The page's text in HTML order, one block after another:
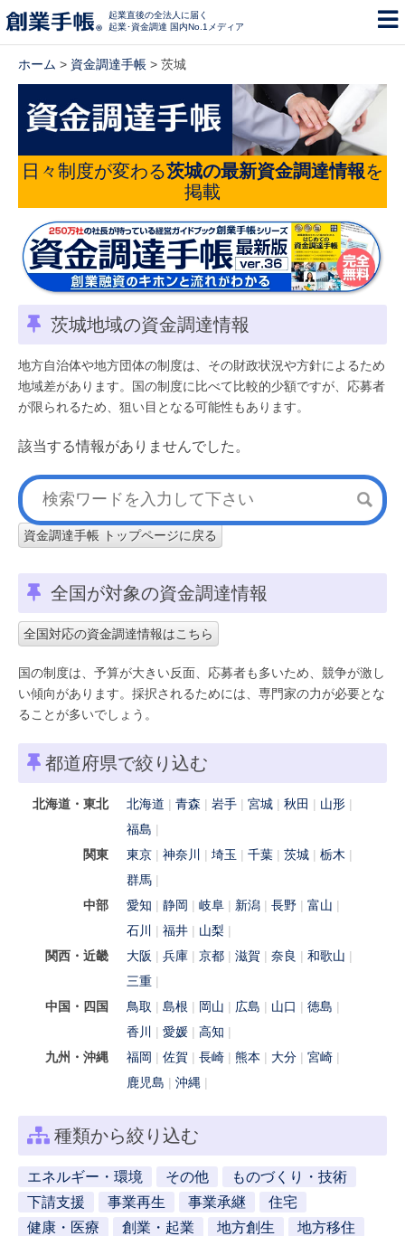
起業直後の全法人に届く
起業･資金調達 国内No.1メディア
ホーム > 資金調達手帳 > 茨城
日々制度が変わる茨城の最新資金調達情報を
掲載
茨城地域の資金調達情報
地方自治体や地方団体の制度は、その財政状況や方針によるため
地域差があります。国の制度に比べて比較的少額ですが、応募者
が限られるため、狙い目となる可能性もあります。
該当する情報がありませんでした。
資金調達手帳 トップページに戻る
全国が対象の資金調達情報
全国対応の資金調達情報はこちら
国の制度は、予算が大きい反面、応募者も多いため、競争が激し
い傾向があります。採択されるためには、専門家の力が必要とな
ることが多いでしょう。
都道府県で絞り込む
北海道・東北 北海道 青森 岩手 宮城 秋田
山形
福島
関東
東京 神奈川 埼玉 千葉 茨城
栃木
群馬
中部
愛知 静岡 岐阜 新潟 長野
富山
石川
福井
山梨
関西・近畿
大阪 兵庫 京都 滋賀 奈良
和歌山
三重
中国・四国
鳥取 島根 岡山 広島 山口
徳島
香川
愛媛
高知
九州・沖縄
福岡 佐賀 長崎 熊本 大分
宮崎
鹿児島
沖縄
種類から絞り込む
エネルギー・環境 その他
ものづくり・技術
下請支援
事業再生 事業承継
住宅
健康・医療
創業・起業 地方創生
地方移住